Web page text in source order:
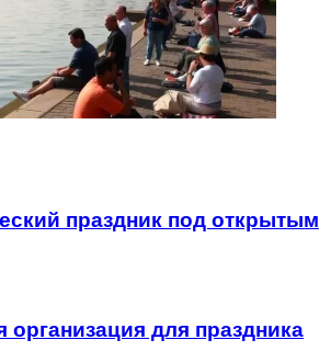
праздник под открытым
для праздника